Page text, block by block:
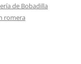
de Bobadilla
romera